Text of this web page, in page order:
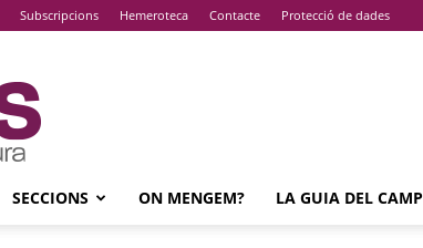
Subscripcions Hemeroteca Contacte Protecció de dades
SECCIONS ON MENGEM? LA GUIA DEL CAMP